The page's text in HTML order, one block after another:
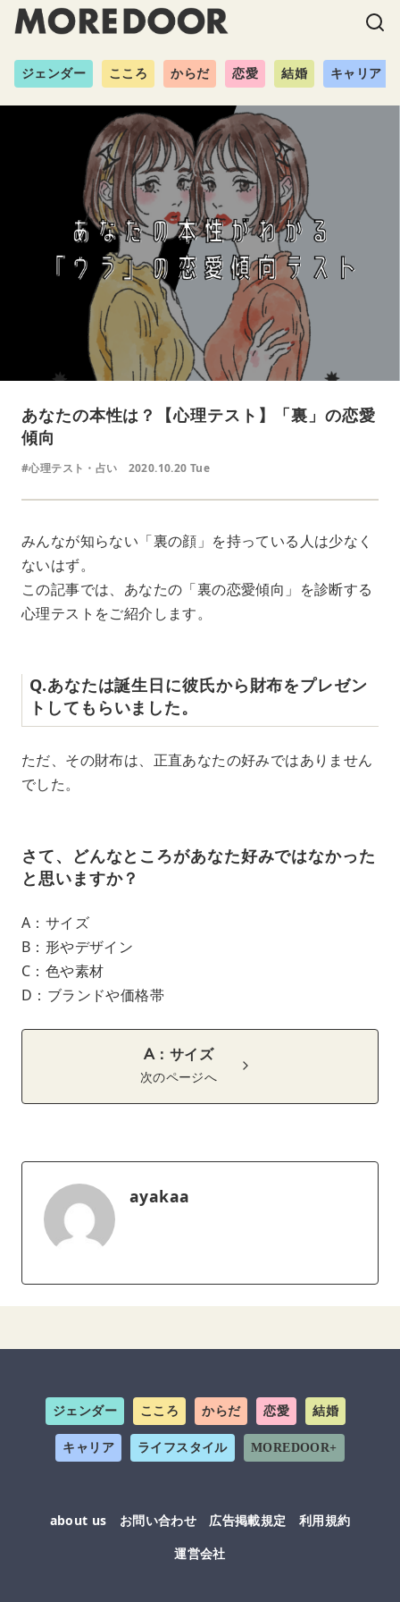
ジェンダー こころ からだ 恋愛 結婚 キャリア
あなたの本性は？【心理テスト】「裏」の恋愛
傾向
#心理テスト・占い 2020.10.20 Tue
みんなが知らない「裏の顔」を持っている人は少なく
ないはず。
この記事では、あなたの「裏の恋愛傾向」を診断する
心理テストをご紹介します。
Q.あなたは誕生日に彼氏から財布をプレゼン
トしてもらいました。
ただ、その財布は、正直あなたの好みではありません
でした。
さて、どんなところがあなた好みではなかった
と思いますか？
A：サイズ
B：形やデザイン
C：色や素材
D：ブランドや価格帯
A：サイズ
次のページへ
ayakaa
ジェンダー こころ からだ 恋愛 結婚
キャリア ライフスタイル MOREDOOR+
about us お問い合わせ 広告掲載規定
利用規約
運営会社